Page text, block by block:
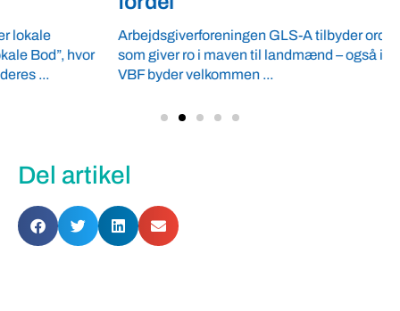
Arbejdsgiverforeningen GLS-A tilbyder ordnede forhold,
som giver ro i maven til landmænd – også i usikre tider.
VBF byder velkommen ...
Del artikel